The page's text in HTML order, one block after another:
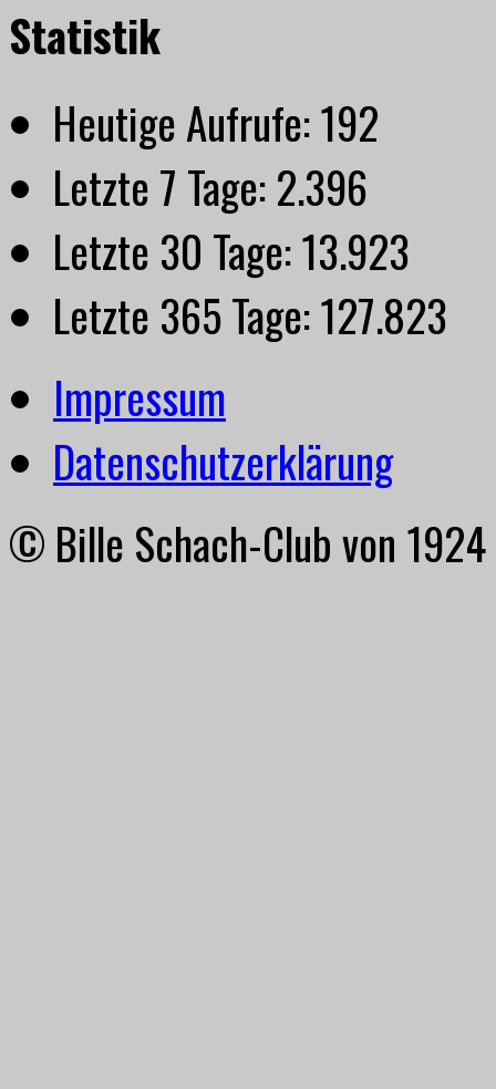
Statistik
Heutige Aufrufe:192
Letzte 7 Tage:2.396
Letzte 30 Tage:13.923
Letzte 365 Tage:127.823
Impressum
Datenschutzerklärung
© Bille Schach-Club von